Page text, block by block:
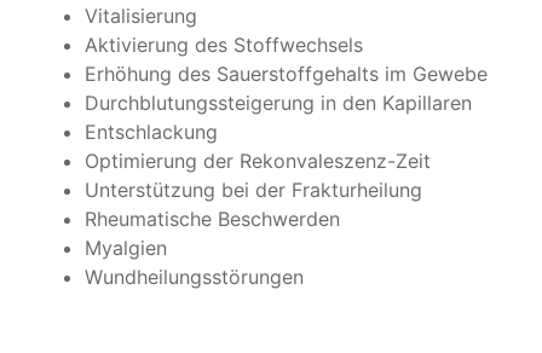
Vita­li­sie­rung
Akti­vie­rung des Stoff­wech­sels
Erhö­hung des Sau­er­stoff­ge­halts im Gewebe
Durch­blu­tungs­stei­ge­rung in den Kapil­la­ren
Ent­schla­ckung
Opti­mie­rung der Rekon­va­les­zenz-Zeit
Unter­stüt­zung bei der Frak­tur­hei­lung
Rheu­ma­ti­sche Beschwer­den
Myal­gien
Wund­hei­lungs­stö­run­gen